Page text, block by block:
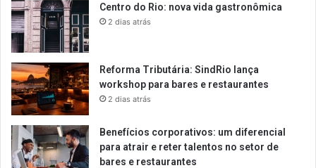
Centro do Rio: nova vida gastronômica
2 dias atrás
Reforma Tributária: SindRio lança
workshop para bares e restaurantes
2 dias atrás
Benefícios corporativos: um diferencial
para atrair e reter talentos no setor de
bares e restaurantes